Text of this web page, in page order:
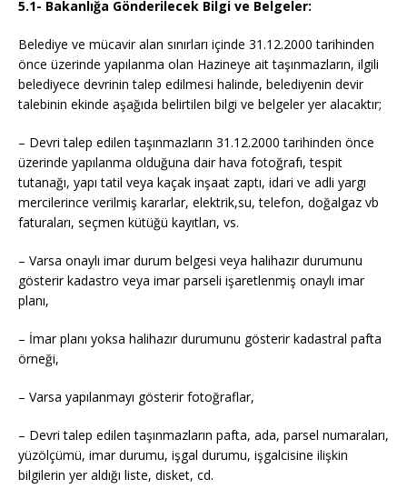
5.1- Bakanlığa Gönderilecek Bilgi ve Belgeler:
Belediye ve mücavir alan sınırları içinde 31.12.2000 tarihinden
önce üzerinde yapılanma olan Hazineye ait taşınmazların, ilgili
belediyece devrinin talep edilmesi halinde, belediyenin devir
talebinin ekinde aşağıda belirtilen bilgi ve belgeler yer alacaktır;
– Devri talep edilen taşınmazların 31.12.2000 tarihinden önce
üzerinde yapılanma olduğuna dair hava fotoğrafı, tespit
tutanağı, yapı tatil veya kaçak inşaat zaptı, idari ve adli yargı
mercilerince verilmiş kararlar, elektrik,su, telefon, doğalgaz vb
faturaları, seçmen kütüğü kayıtları, vs.
– Varsa onaylı imar durum belgesi veya halihazır durumunu
gösterir kadastro veya imar parseli işaretlenmiş onaylı imar
planı,
– İmar planı yoksa halihazır durumunu gösterir kadastral pafta
örneği,
– Varsa yapılanmayı gösterir fotoğraflar,
– Devri talep edilen taşınmazların pafta, ada, parsel numaraları,
yüzölçümü, imar durumu, işgal durumu, işgalcisine ilişkin
bilgilerin yer aldığı liste, disket, cd.